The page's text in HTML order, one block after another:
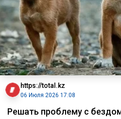
https://total.kz
06 Июля 2026 17:08
Решать проблему с